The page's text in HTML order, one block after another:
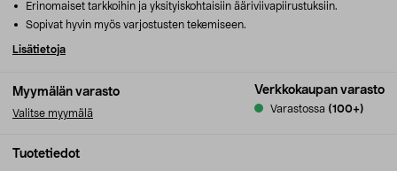
Myymälän varasto
Valitse myymälä
Verkkokaupan varasto
Varastossa (100+)
Erinomaiset tarkkoihin ja yksityiskohtaisiin ääriviivapiirustuksiin.
Sopivat hyvin myös varjostusten tekemiseen.
Lisätietoja
Tuotetiedot